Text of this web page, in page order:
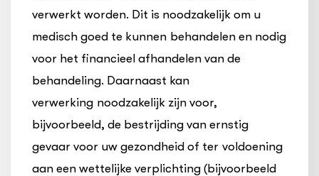
verwerkt worden. Dit is noodzakelijk om u
medisch goed te kunnen behandelen en nodig
voor het financieel afhandelen van de
behandeling. Daarnaast kan
verwerking noodzakelijk zijn voor,
bijvoorbeeld, de bestrijding van ernstig
gevaar voor uw gezondheid of ter voldoening
aan een wettelijke verplichting (bijvoorbeeld